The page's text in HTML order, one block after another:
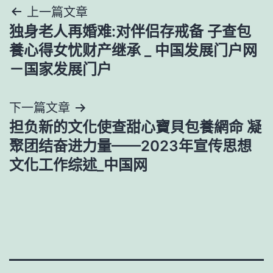
文
章
導
覽
上一篇文章
独身老人再婚难:对伴侣存戒备 子查包
養心得女忧财产继承 _ 中国发展门户网
－国家发展门户
下一篇文章
担负新的文化使查甜心寶貝包養網命 凝
聚团结奋进力量——2023年宣传思想
文化工作综述_中国网